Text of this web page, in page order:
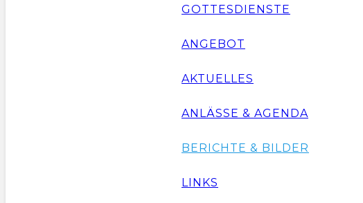
GOTTESDIENSTE
ANGEBOT
AKTUELLES
ANLÄSSE & AGENDA
BERICHTE & BILDER
LINKS